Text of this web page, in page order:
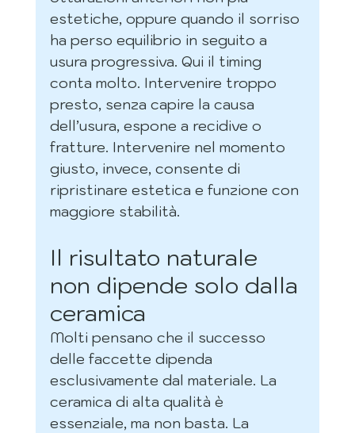
estetiche, oppure quando il sorriso
ha perso equilibrio in seguito a
usura progressiva. Qui il timing
conta molto. Intervenire troppo
presto, senza capire la causa
dell’usura, espone a recidive o
fratture. Intervenire nel momento
giusto, invece, consente di
ripristinare estetica e funzione con
maggiore stabilità.
Il risultato naturale
non dipende solo dalla
ceramica
Molti pensano che il successo
delle faccette dipenda
esclusivamente dal materiale. La
ceramica di alta qualità è
essenziale, ma non basta. La